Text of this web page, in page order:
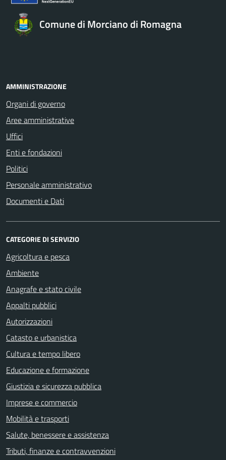
Comune di Morciano di Romagna
AMMINISTRAZIONE
Organi di governo
Aree amministrative
Uffici
Enti e fondazioni
Politici
Personale amministrativo
Documenti e Dati
CATEGORIE DI SERVIZIO
Agricoltura e pesca
Ambiente
Anagrafe e stato civile
Appalti pubblici
Autorizzazioni
Catasto e urbanistica
Cultura e tempo libero
Educazione e formazione
Giustizia e sicurezza pubblica
Imprese e commercio
Mobilità e trasporti
Salute, benessere e assistenza
Tributi, finanze e contravvenzioni